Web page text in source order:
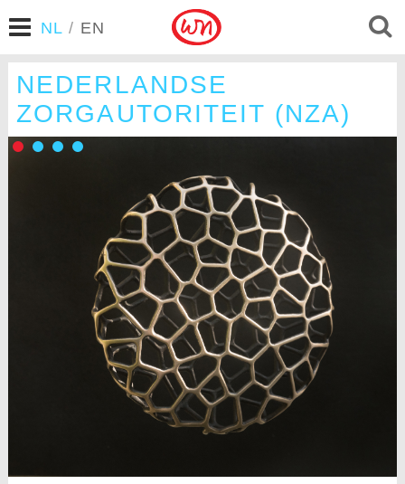
NL / EN
NEDERLANDSE
ZORGAUTORITEIT (NZA)